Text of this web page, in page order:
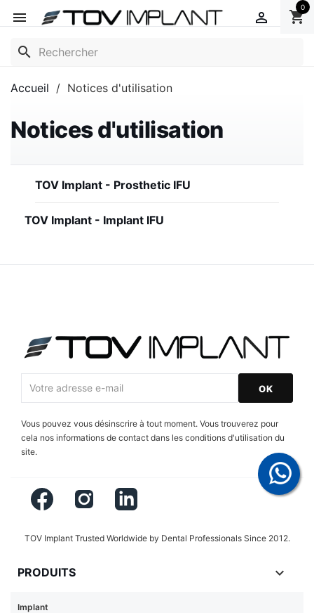
 shopping_cart
0

search
Accueil Notices d'utilisation
Notices d'utilisation
TOV Implant - Prosthetic IFU
TOV Implant - Implant IFU
Vous pouvez vous désinscrire à tout moment. Vous trouverez pour
cela nos informations de contact dans les conditions d'utilisation du
site.
Instagram
TOV Implant Trusted Worldwide by Dental Professionals Since 2012.
PRODUITS 
Implant